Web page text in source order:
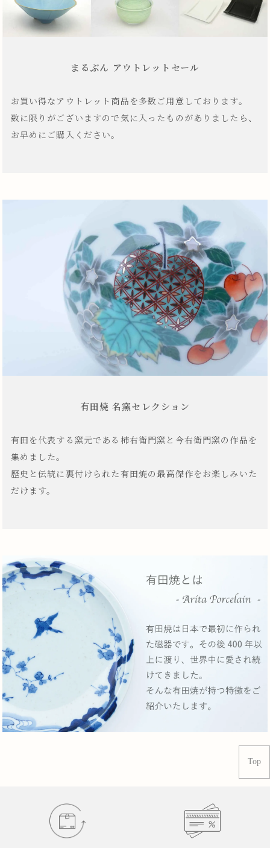
まるぶん アウトレットセール
お買い得なアウトレット商品を多数ご用意しております。
数に限りがございますので気に入ったものがありましたら、
お早めにご購入ください。
有田焼 名窯セレクション
有田を代表する窯元である柿右衛門窯と今右衛門窯の作品を
集めました。
歴史と伝統に裏付けられた有田焼の最高傑作をお楽しみいた
だけます。
Top